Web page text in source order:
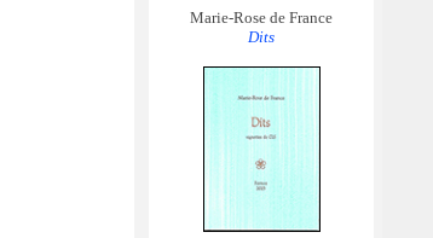
Marie-Rose de France
Dits